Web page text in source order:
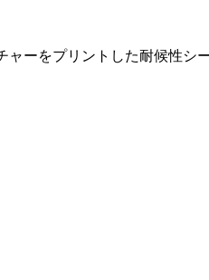
ーをプリントした耐候性シ